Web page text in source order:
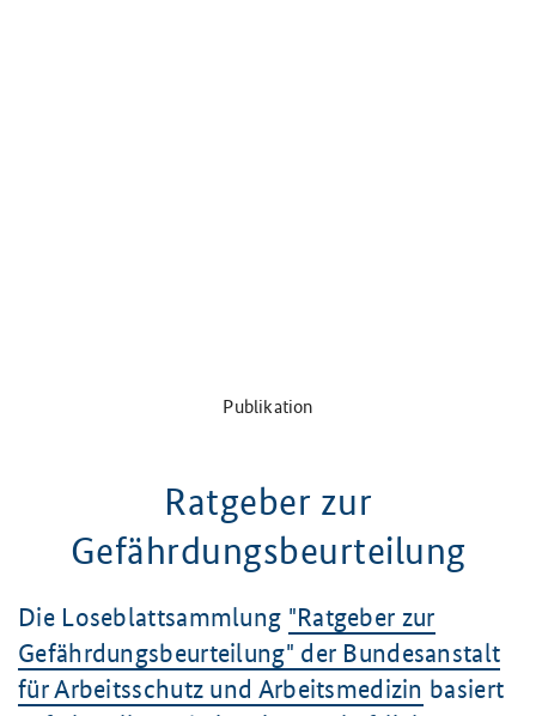
Publikation
Ratgeber zur
Gefährdungsbeurteilung
Die Loseblattsammlung "Ratgeber zur
Gefährdungsbeurteilung" der Bundesanstalt
für Arbeitsschutz und Arbeitsmedizin basiert